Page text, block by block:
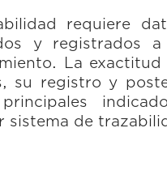
requiere
y registrados
La
su registro y
sistema de